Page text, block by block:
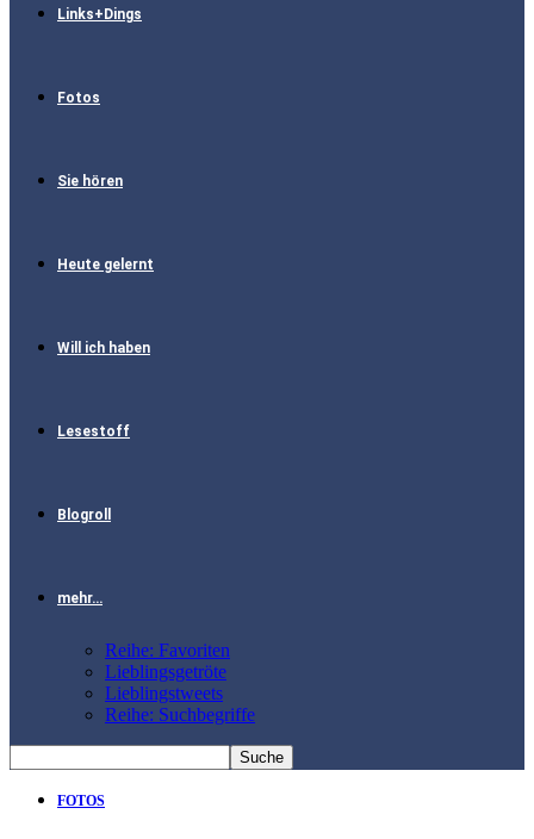
Links+Dings
Fotos
Sie hören
Heute gelernt
Will ich haben
Lesestoff
Blogroll
mehr…
Reihe: Favoriten
Lieblingsgetröte
Lieblingstweets
Reihe: Suchbegriffe
FOTOS